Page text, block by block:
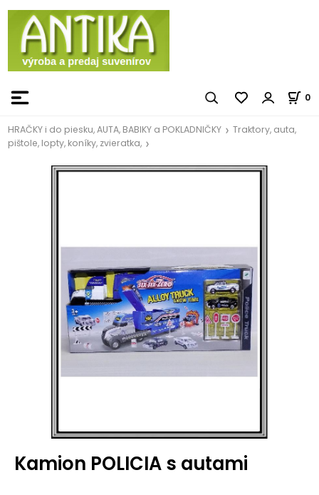
0
HRAČKY i do piesku, AUTA, BABIKY a POKLADNIČKY
Traktory, auta,
pištole, lopty, koníky, zvieratka,
Kamion POLICIA s autami